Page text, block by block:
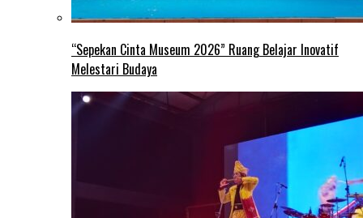
“Sepekan Cinta Museum 2026” Ruang Belajar Inovatif
Melestari Budaya